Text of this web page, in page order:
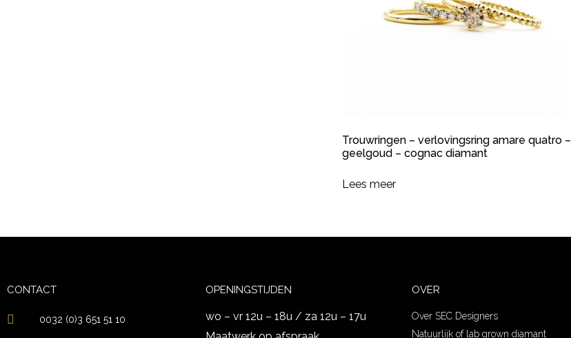
Trouwringen – verlovingsring amare quatro –
geelgoud – cognac diamant
Lees meer
CONTACT
0032 (0)3 651 51 10
OPENINGSTIJDEN
wo – vr 12u – 18u / za 12u – 17u
OVER
Over SEC Designers
Natuurlijk of lab grown diamant